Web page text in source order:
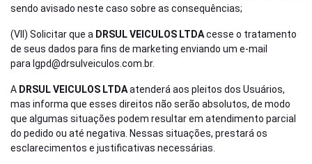
sendo avisado neste caso sobre as consequências;
(VII) Solicitar que a DRSUL VEICULOS LTDAcesse o tratamento
de seus dados para fins de marketing enviando um e-mail
para lgpd@drsulveiculos.com.br.
A DRSUL VEICULOS LTDAatenderá aos pleitos dos Usuários,
mas informa que esses direitos não serão absolutos, de modo
que algumas situações podem resultar em atendimento parcial
do pedido ou até negativa. Nessas situações, prestará os
esclarecimentos e justificativas necessárias.